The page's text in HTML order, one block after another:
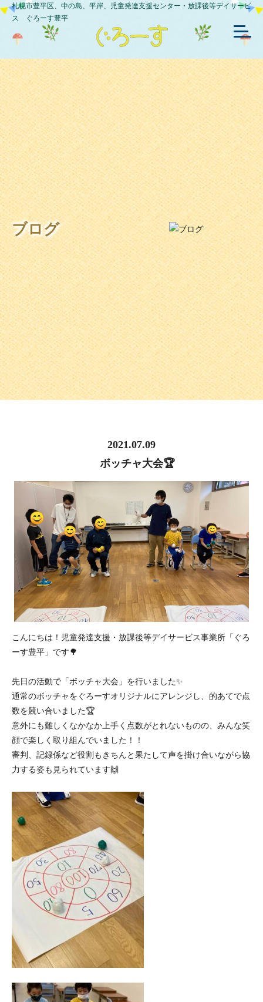
札幌市豊平区、中の島、平岸、児童発達支援センター・放課後等デイサービ
ス ぐろーす豊平
ブログ
2021.07.09
ボッチャ大会🏆
こんにちは！児童発達支援・放課後等デイサービス事業所「ぐろ
ーす豊平」です🌳
先日の活動で「ボッチャ大会」を行いました✨
通常のボッチャをぐろーすオリジナルにアレンジし、的あてで点
数を競い合いました🏆
意外にも難しくなかなか上手く点数がとれないものの、みんな笑
顔で楽しく取り組んでいました！！
審判、記録係など役割もきちんと果たして声を掛け合いながら協
力する姿も見られています🙌